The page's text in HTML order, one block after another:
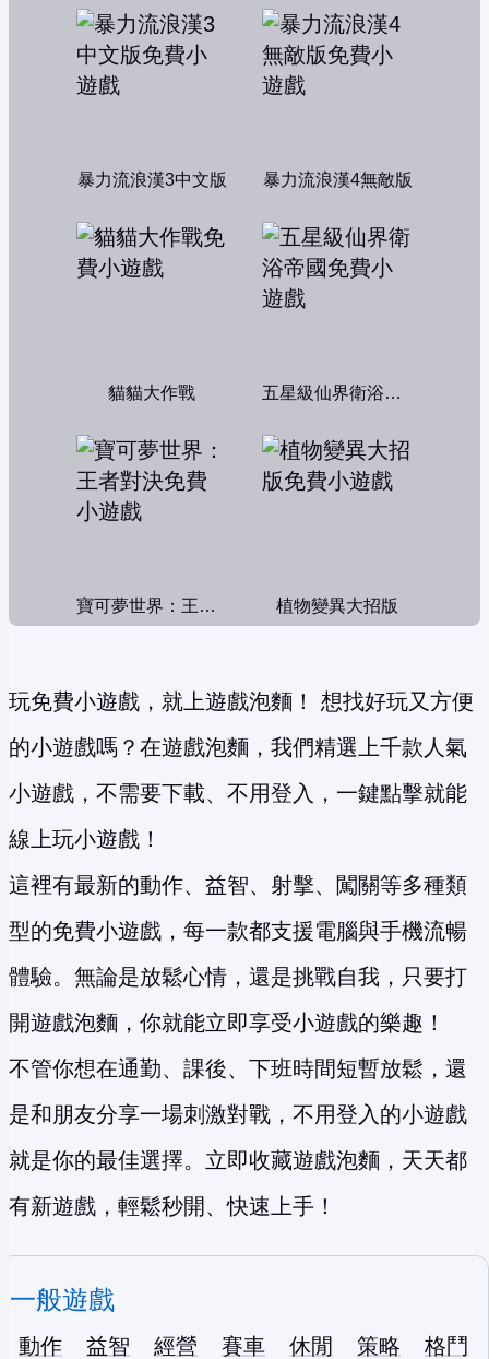
暴力流浪漢3中文版 暴力流浪漢4無敵版
貓貓大作戰 五星級仙界衛浴帝國
寶可夢世界：王者對決 植物變異大招版
玩免費小遊戲，就上遊戲泡麵！ 想找好玩又方便
的小遊戲嗎？在遊戲泡麵，我們精選上千款人氣
小遊戲，不需要下載、不用登入，一鍵點擊就能
線上玩小遊戲！
這裡有最新的動作、益智、射擊、闖關等多種類
型的免費小遊戲，每一款都支援電腦與手機流暢
體驗。無論是放鬆心情，還是挑戰自我，只要打
開遊戲泡麵，你就能立即享受小遊戲的樂趣！
不管你想在通勤、課後、下班時間短暫放鬆，還
是和朋友分享一場刺激對戰，不用登入的小遊戲
就是你的最佳選擇。立即收藏遊戲泡麵，天天都
有新遊戲，輕鬆秒開、快速上手！
一般遊戲
動作 益智 經營 賽車 休閒 策略
格鬥